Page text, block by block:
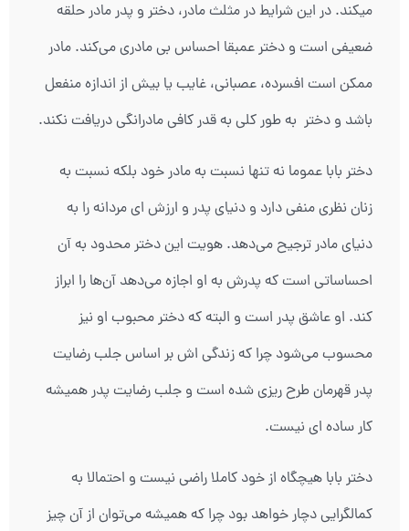
میکند. در این شرایط در مثلث مادر، دختر و پدر مادر حلقه
ضعیفی است و دختر عمبقا احساس بی مادری می‌کند. مادر
ممکن است افسرده، عصبانی، غایب یا بیش از اندازه منفعل
باشد و دختر به طور کلی به قدر کافی مادرانگی دریافت نکند.
دختر بابا عموما نه تنها نسبت به مادر خود بلکه نسبت به
زنان نظری منفی دارد و دنیای پدر و ارزش ای مردانه را به
دنیای مادر ترجیح می‌دهد. هویت این دختر محدود به آن
احساساتی است که پدرش به او اجازه می‌دهد آن‌ها را ابراز
کند. او عاشق پدر است و البته که دختر محبوب او نیز
محسوب می‌شود چرا که زندگی اش بر اساس جلب رضایت
پدر قهرمان طرح ریزی شده است و جلب رضایت پدر همیشه
کار ساده ای نیست.
دختر بابا هیچگاه از خود کاملا راضی نیست و احتمالا به
کمالگرایی دچار خواهد بود چرا که همیشه می‌توان از آن چیز